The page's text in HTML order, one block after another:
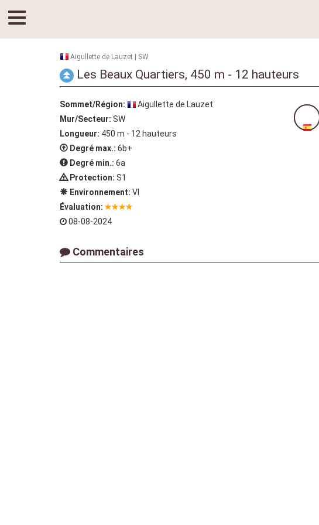
Aigullette de Lauzet | SW
Les Beaux Quartiers, 450 m - 12 hauteurs
Sommet/Région:
Aigullette de Lauzet
Mur/Secteur: SW
Longueur: 450 m - 12 hauteurs
Degré max.: 6b+
Degré min.: 6a
Protection: S1
Environnement: VI
Évaluation:
08-08-2024
Commentaires